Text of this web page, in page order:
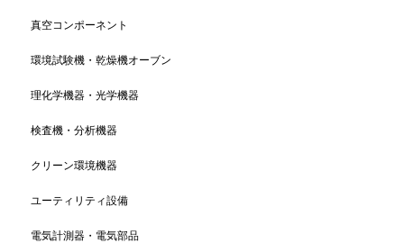
真空コンポーネント
環境試験機・乾燥機オーブン
理化学機器・光学機器
検査機・分析機器
クリーン環境機器
ユーティリティ設備
電気計測器・電気部品